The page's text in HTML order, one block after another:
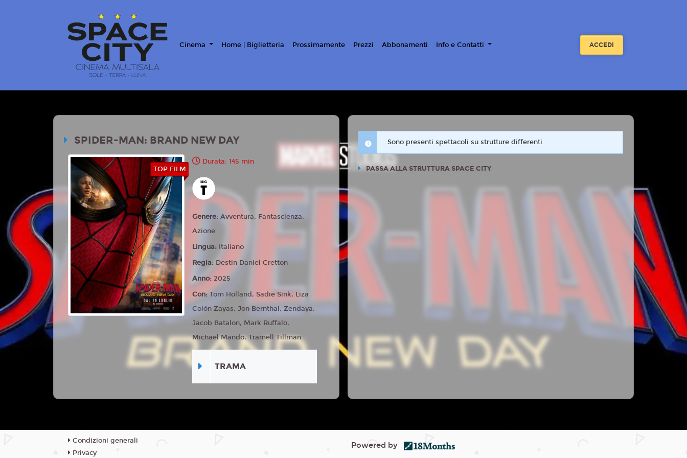
Cinema Home | Biglietteria Prossimamente Prezzi Abbonamenti Info e Contatti ACCEDI
SPIDER-MAN: BRAND NEW DAY
TOP FILM
Durata: 145 min
Genere:Avventura, Fantascienza,
Azione
Lingua: Italiano
Regia: Destin Daniel Cretton
Anno:2025
Con:Tom Holland, Sadie Sink, Liza
Colón Zayas, Jon Bernthal, Zendaya,
Jacob Batalon, Mark Ruffalo,
Michael Mando, Tramell Tillman
TRAMA
Sono presenti spettacoli su strutture differenti
PASSA ALLA STRUTTURA SPACE CITY
Condizioni generali
Privacy
Powered by